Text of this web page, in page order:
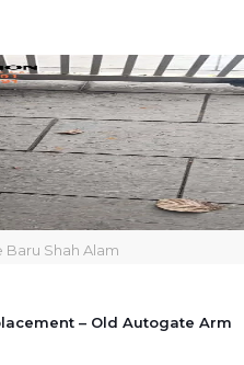
Shah Alam
– Old Autogate Arm